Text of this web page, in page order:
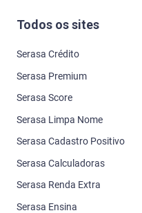
Todos os sites
Serasa Crédito
Serasa Premium
Serasa Score
Serasa Limpa Nome
Serasa Cadastro Positivo
Serasa Calculadoras
Serasa Renda Extra
Serasa Ensina